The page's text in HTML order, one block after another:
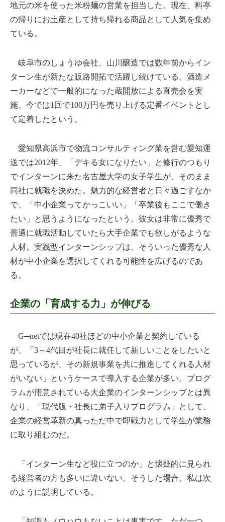
地元の米を使った米粉麺の営業を担当した。現在、料亭
の帰りにお土産として持ち帰れる商品として人気を集め
ている。
岐阜市のしょうゆ会社、山川醸造では数年前からイン
ターン生が新たな販路開拓で活躍し続けている。酒造メ
ーカーなどで一般的になった蔵開放による直売会を実
施、今では1回で100万円を売り上げる定番イベントとし
て定着したという。
愛知県高浜市で物流コンサルティング業を営む愛知運
送では2012年、「デキる女になりたい」と修行のつもり
でインターンに来た名古屋大学の女子学生が、そのまま
同社に就職を決めた。魅力的な経営者と日々過ごすなか
で、「中小企業ってかっこいい」「卒業後もここで働き
たい」と思うようになったという。彼女は非常に優秀で
普通に就職活動していたら大手企業でも欲しがるような
人材。実践型インターンシップは、そういった優秀な人
材が中小企業を選択してくれる可能性を広げるのであ
る。
企業の「育成する力」が伸びる
G─netでは現在40社ほどの中小企業と契約している
が、「3～4代目が社長に就任して新しいことをしたいと
思っているが、その新規事業を共に推進してくれる人材
がいない」というケースで導入する企業が多い。プログ
ラムが用意されている大企業のインターンシップとは異
なり、「現代版・社長に弟子入りプログラム」として、
企業の経営革新の真っただ中で即戦力として学生が業務
に取り組むのだ。
「インターン生など役に立つのか」と懐疑的に見られ
る経営者の方も多いに違いない。そうした場合、私は次
のように説明している。